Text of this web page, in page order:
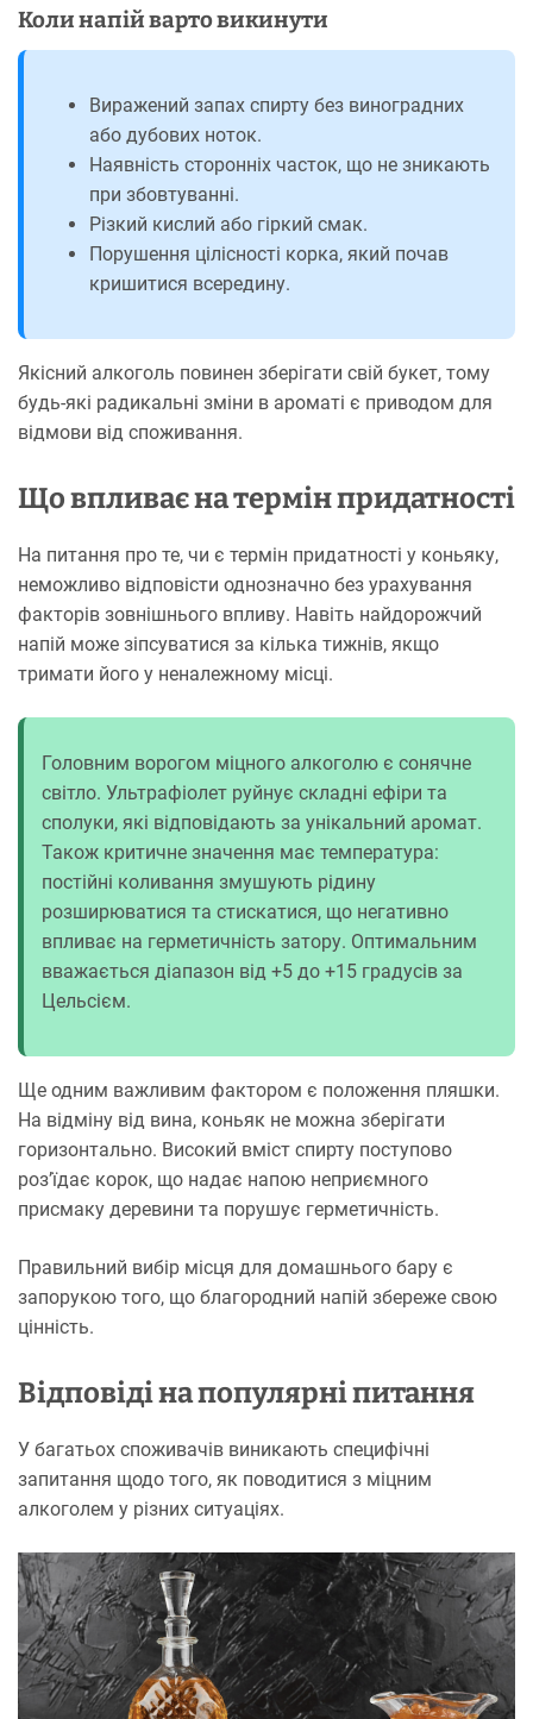
Коли напій варто викинути
Виражений запах спирту без виноградних
або дубових ноток.
Наявність сторонніх часток, що не зникають
при збовтуванні.
Різкий кислий або гіркий смак.
Порушення цілісності корка, який почав
кришитися всередину.
Якісний алкоголь повинен зберігати свій букет, тому
будь-які радикальні зміни в ароматі є приводом для
відмови від споживання.
Що впливає на термін придатності
На питання про те, чи є термін придатності у коньяку,
неможливо відповісти однозначно без урахування
факторів зовнішнього впливу. Навіть найдорожчий
напій може зіпсуватися за кілька тижнів, якщо
тримати його у неналежному місці.
Головним ворогом міцного алкоголю є сонячне
світло. Ультрафіолет руйнує складні ефіри та
сполуки, які відповідають за унікальний аромат.
Також критичне значення має температура:
постійні коливання змушують рідину
розширюватися та стискатися, що негативно
впливає на герметичність затору. Оптимальним
вважається діапазон від +5 до +15 градусів за
Цельсієм.
Ще одним важливим фактором є положення пляшки.
На відміну від вина, коньяк не можна зберігати
горизонтально. Високий вміст спирту поступово
роз’їдає корок, що надає напою неприємного
присмаку деревини та порушує герметичність.
Правильний вибір місця для домашнього бару є
запорукою того, що благородний напій збереже свою
цінність.
Відповіді на популярні питання
У багатьох споживачів виникають специфічні
запитання щодо того, як поводитися з міцним
алкоголем у різних ситуаціях.